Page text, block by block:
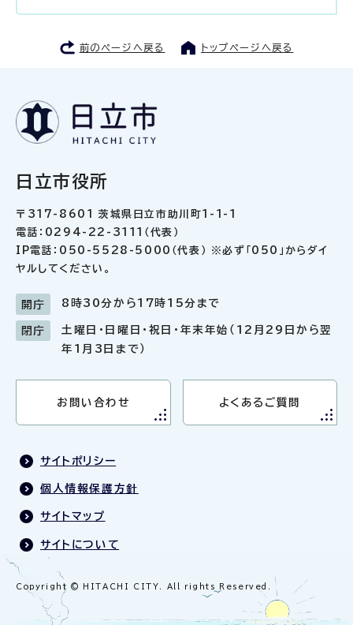
前のページへ戻る トップページへ戻る
日立市役所
〒317-8601 茨城県日立市助川町1-1-1
電話：0294-22-3111（代表）
IP電話：050-5528-5000（代表） ※必ず「050」からダイ
ヤルしてください。
開庁 8時30分から17時15分まで
閉庁
土曜日・日曜日・祝日・年末年始（12月29日から翌
年1月3日まで）
お問い合わせ よくあるご質問
サイトポリシー
個人情報保護方針
サイトマップ
サイトについて
Copyright © HITACHI CITY. All rights Reserved.